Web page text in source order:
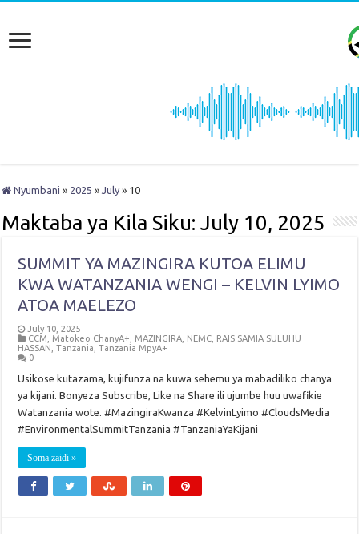
Nyumbani » 2025 » July » 10
Maktaba ya Kila Siku:July 10, 2025
SUMMIT YA MAZINGIRA KUTOA ELIMU
KWA WATANZANIA WENGI – KELVIN LYIMO
ATOA MAELEZO
July 10, 2025
CCM
Matokeo ChanyA+ MAZINGIRA NEMC
RAIS SAMIA SULUHU
HASSAN
,Tanzania ,Tanzania MpyA+
0
Usikose kutazama, kujifunza na kuwa sehemu ya mabadiliko chanya
ya kijani. Bonyeza Subscribe, Like na Share ili ujumbe huu uwafikie
Watanzania wote. #MazingiraKwanza #KelvinLyimo #CloudsMedia
#EnvironmentalSummitTanzania #TanzaniaYaKijani
Soma zaidi »